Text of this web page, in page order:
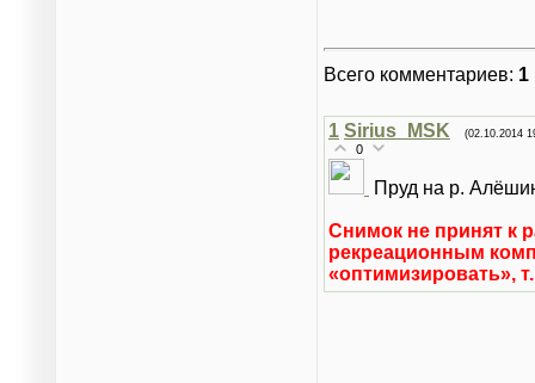
Всего комментариев: 1
1 Sirius_MSK (02.10.2014
0
Пруд на р.
Снимок не принят к
рекреационным
«оптимизировать»,